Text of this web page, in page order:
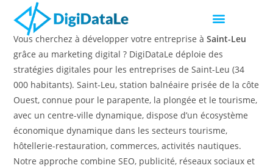
Vous cherchez à développer votre entreprise àSaint-Leu
grâce au marketing digital ? DigiDataLe déploie des
stratégies digitales pour les entreprises de Saint-Leu (34
000 habitants). Saint-Leu, station balnéaire prisée de la côte
Ouest, connue pour le parapente, la plongée et le tourisme,
avec un centre-ville dynamique, dispose d’un écosystème
économique dynamique dans les secteurs tourisme,
hôtellerie-restauration, commerces, activités nautiques.
Notre approche combine SEO, publicité, réseaux sociaux et